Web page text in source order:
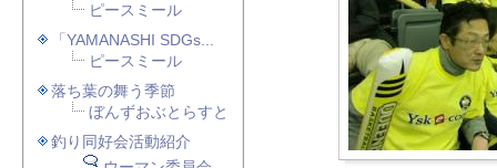
ピースミール
「YAMANASHI SDGs...
ピースミール
落ち葉の舞う季節
ぼんずおぶとらすと
釣り同好会活動紹介